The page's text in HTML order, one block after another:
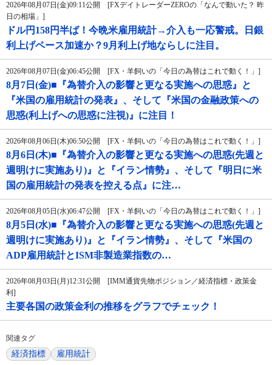
2026年08月07日(金)09:11公開 [FXデイトレーダーZEROの「なんで動いた？ 昨
日の相場」]
ドル円158円半ば！今晩米雇用統計→介入も一応警戒。日銀
利上げペース加速か？9月利上げ地ならしに注目。
2026年08月07日(金)06:45公開 [FX・羊飼いの「今日の為替はこれで動く！」]
8月7日(金)■『為替介入の影響と更なる実施への思惑』と
『米国の雇用統計の発表』、そして『米国の金融政策への
思惑(利上げへの思惑に注視)』に注目！
2026年08月06日(木)06:50公開 [FX・羊飼いの「今日の為替はこれで動く！」]
8月6日(木)■『為替介入の影響と更なる実施への思惑(先週と
週明けに実施あり)』と『イラン情勢』、そして『明日に米
国の雇用統計の発表を控える点』に注…
2026年08月05日(水)06:47公開 [FX・羊飼いの「今日の為替はこれで動く！」]
8月5日(水)■『為替介入の影響と更なる実施への思惑(先週と
週明けに実施あり)』と『イラン情勢』、そして『米国の
ADP雇用統計とISM非製造業指数の…
2026年08月03日(月)12:31公開 [IMM通貨先物ポジション／経済指標・政策金
利]
主要各国の政策金利の推移をグラフでチェック！
関連タグ
経済指標 雇用統計